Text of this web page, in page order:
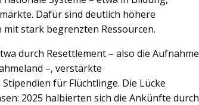
Dafür sind deutlich höhere
stark begrenzten Ressourcen.
durch Resettlement – also die Aufnahme
–, verstärkte
für Flüchtlinge. Die Lücke
2025 halbierten sich die Ankünfte durch